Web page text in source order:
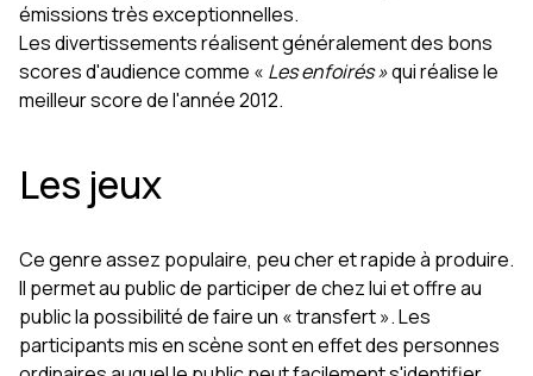
émissions très exceptionnelles.
Les divertissements réalisent généralement des bons
scores d'audience comme « Les enfoirés »qui réalise le
meilleur score de l'année 2012.
Les jeux
Ce genre assez populaire, peu cher et rapide à produire.
Il permet au public de participer de chez lui et offre au
public la possibilité de faire un « transfert ». Les
participants mis en scène sont en effet des personnes